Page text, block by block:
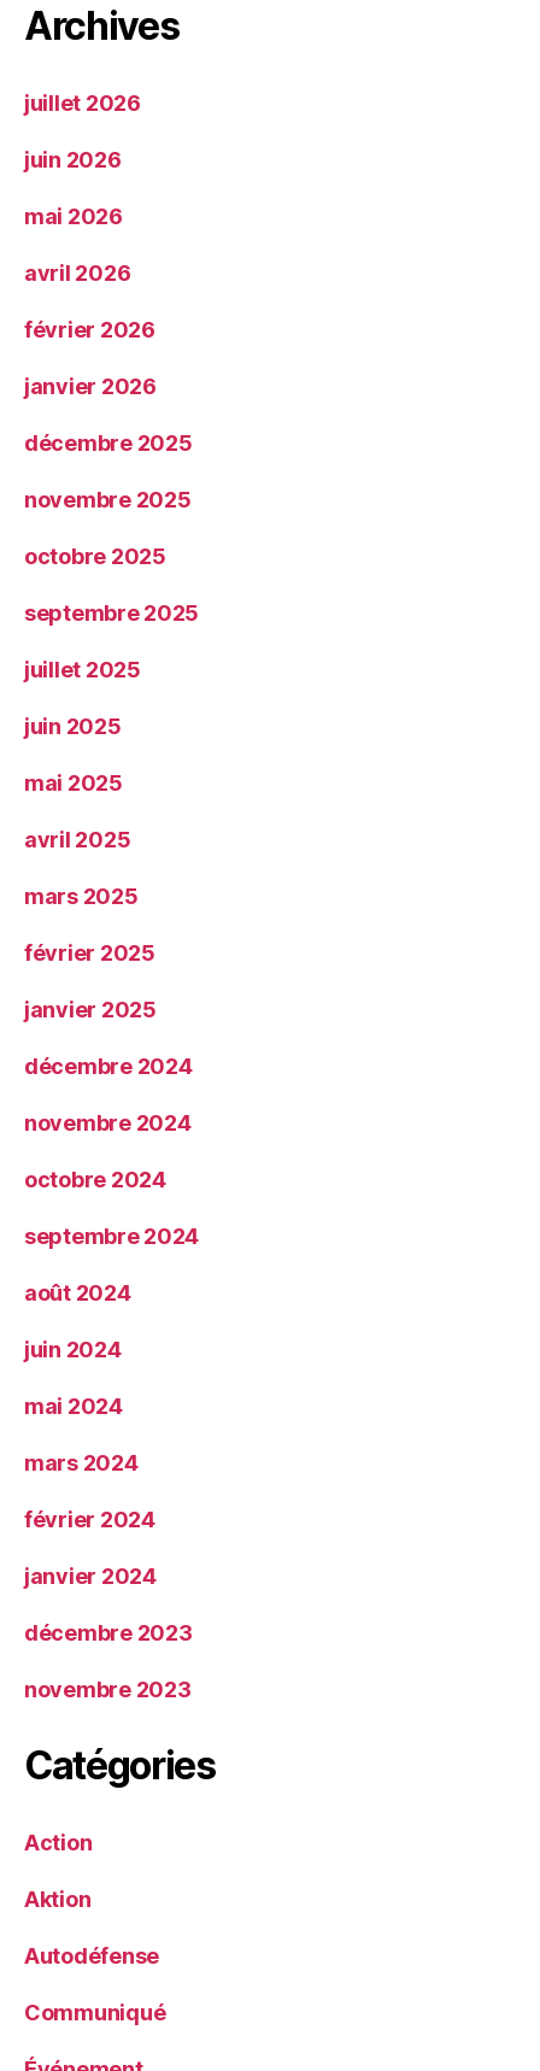
Archives
juillet 2026
juin 2026
mai 2026
avril 2026
février 2026
janvier 2026
décembre 2025
novembre 2025
octobre 2025
septembre 2025
juillet 2025
juin 2025
mai 2025
avril 2025
mars 2025
février 2025
janvier 2025
décembre 2024
novembre 2024
octobre 2024
septembre 2024
août 2024
juin 2024
mai 2024
mars 2024
février 2024
janvier 2024
décembre 2023
novembre 2023
Catégories
Action
Aktion
Autodéfense
Communiqué